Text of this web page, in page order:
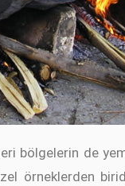
bölgelerin de
örneklerden